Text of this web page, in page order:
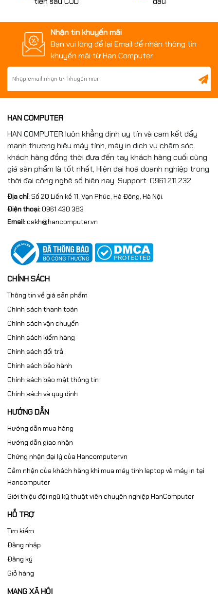
Nhận tin khuyến mãi
Bạn vui lòng để lại Email để nhận thông tin
khuyến mãi từ Han Computer
HAN COMPUTER
HAN COMPUTER luôn khẳng định uy tín và cam kết đẩy
mạnh thương hiệu máy tính, máy in dịch vụ chăm sóc
khách hàng đồng thời đưa đến tay khách hàng cuối cùng
giá sản phẩm là tốt nhất, Hiện đại hoá doanh nghiệp trong
thời đại công nghệ số hiện nay. Support: 0961.211.232
Địa chỉ:Số 20 Liền kề 11, Vạn Phúc, Hà Đông, Hà Nội.
Điện thoại:0961 430 383
Email:cskh@hancomputer.vn
CHÍNH SÁCH
Thông tin về giá sản phẩm
Chính sách thanh toán
Chính sách vận chuyển
Chính sách kiểm hàng
Chính sách đổi trả
Chính sách bảo hành
Chính sách bảo mật thông tin
Chính sách và quy định
HƯỚNG DẪN
Hướng dẫn mua hàng
Hướng dẫn giao nhận
Chứng nhận đại lý của Hancomputer.vn
Cảm nhận của khách hàng khi mua máy tính laptop và máy in tại
Hancomputer
Giới thiệu đội ngũ kỹ thuật viên chuyên nghiệp HanComputer
HỖ TRỢ
Tìm kiếm
Đăng nhập
Đăng ký
Giỏ hàng
MẠNG XÃ HỘI